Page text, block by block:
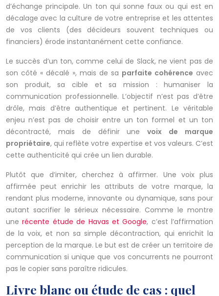
d’échange principale. Un ton qui sonne faux ou qui est en
décalage avec la culture de votre entreprise et les attentes
de vos clients (des décideurs souvent techniques ou
financiers) érode instantanément cette confiance.
Le succès d’un ton, comme celui de Slack, ne vient pas de
son côté « décalé », mais de sa parfaite cohérence avec
son produit, sa cible et sa mission : humaniser la
communication professionnelle. L’objectif n’est pas d’être
drôle, mais d’être authentique et pertinent. Le véritable
enjeu n’est pas de choisir entre un ton formel et un ton
décontracté, mais de définir unevoix de marque
propriétaire, qui reflète votre expertise et vos valeurs. C’est
cette authenticité qui crée un lien durable.
Plutôt que d’imiter, cherchez à affirmer. Une voix plus
affirmée peut enrichir les attributs de votre marque, la
rendant plus moderne, innovante ou dynamique, sans pour
autant sacrifier le sérieux nécessaire. Comme le montre
unerécente étude de Havas et Google, c’est l’affirmation
de la voix, et non sa simple décontraction, qui enrichit la
perception de la marque. Le but est de créer un territoire de
communication si unique que vos concurrents ne pourront
pas le copier sans paraître ridicules.
Livre blanc ou étude de cas : quel